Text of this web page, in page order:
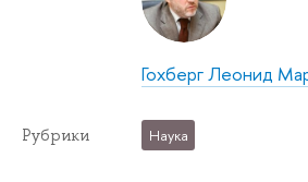
Гохберг Леонид
Рубрики Наука